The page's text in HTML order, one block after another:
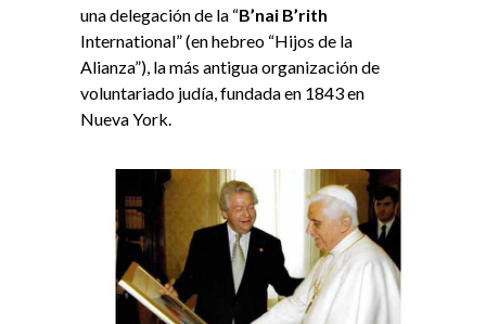
una delegación de la “B’nai B’rith
International” (en hebreo “Hijos de la
Alianza”), la más antigua organización de
voluntariado judía, fundada en 1843 en
Nueva York.